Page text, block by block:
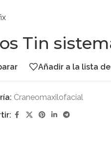
Tin
Añadir a la lista
Craneomaxilofacial